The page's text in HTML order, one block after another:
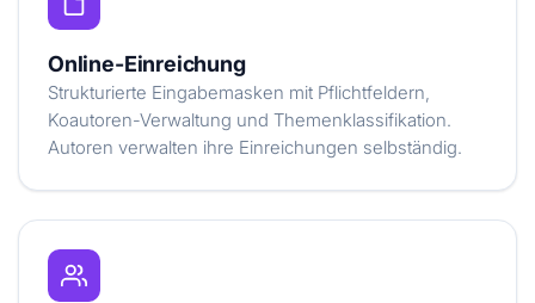
Online-Einreichung
Strukturierte Eingabemasken mit Pflichtfeldern,
Koautoren-Verwaltung und Themenklassifikation.
Autoren verwalten ihre Einreichungen selbständig.